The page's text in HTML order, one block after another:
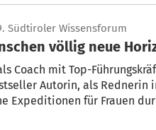
Südtiroler Wissensforum
völlig neue
Coach mit Top-
Autorin, als Rednerin in 48
die Wüste Namib oder zu den Adlerjägern